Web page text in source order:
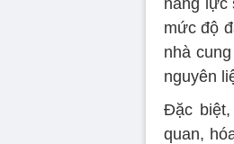
năng lực
mức độ
nhà
nguyên
Đặc
quan,